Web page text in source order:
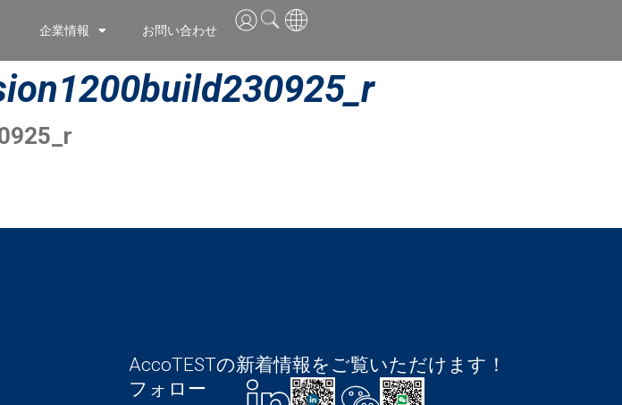
企業情報 お問い合わせ
AccoTESTの新着情報をご覧いただけます！
フォロー